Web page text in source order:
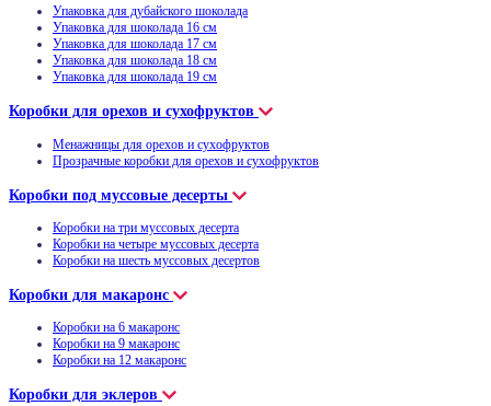
Упаковка для дубайского шоколада
Упаковка для шоколада 16 см
Упаковка для шоколада 17 см
Упаковка для шоколада 18 см
Упаковка для шоколада 19 см
Коробки для орехов и сухофруктов
Менажницы для орехов и сухофруктов
Прозрачные коробки для орехов и сухофруктов
Коробки под муссовые десерты
Коробки на три муссовых десерта
Коробки на четыре муссовых десерта
Коробки на шесть муссовых десертов
Коробки для макаронс
Коробки на 6 макаронс
Коробки на 9 макаронс
Коробки на 12 макаронс
Коробки для эклеров